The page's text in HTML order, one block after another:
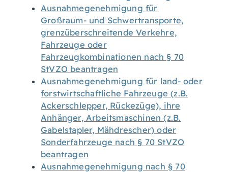
Ausnahmegenehmigung für
Großraum- und Schwertransporte,
grenzüberschreitende Verkehre,
Fahrzeuge oder
Fahrzeugkombinationen nach § 70
StVZO beantragen
Ausnahmegenehmigung für land- oder
forstwirtschaftliche Fahrzeuge (z.B.
Ackerschlepper, Rückezüge), ihre
Anhänger, Arbeitsmaschinen (z.B.
Gabelstapler, Mähdrescher) oder
Sonderfahrzeuge nach § 70 StVZO
beantragen
Ausnahmegenehmigung nach § 70